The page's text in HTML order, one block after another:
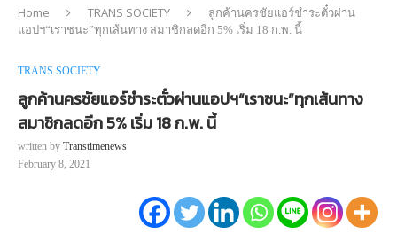
Home TRANS SOCIETY
ลูกค้านครชัยแอร์ชำระตั๋วผ่าน
แอปฯ“เราชนะ”ทุกเส้นทาง สมาชิกลดอีก 5% เริ่ม 18 ก.พ. นี้
TRANS SOCIETY
ลูกค้านครชัยแอร์ชำระตั๋วผ่านแอปฯ“เราชนะ”ทุกเส้นทาง
สมาชิกลดอีก 5% เริ่ม 18 ก.พ. นี้
written by Transtimenews
February 8, 2021